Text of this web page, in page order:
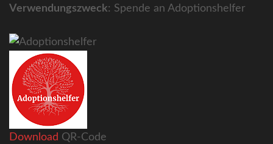
Verwendungszweck: Spende an Adoptionshelfer
Download QR-Code